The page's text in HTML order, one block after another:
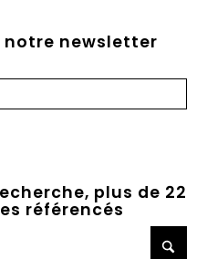
newsletter
plus de 22
référencés